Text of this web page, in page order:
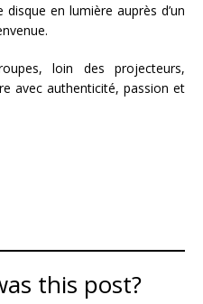
en lumière auprès d’un
loin des projecteurs,
avec authenticité, passion et
this post?